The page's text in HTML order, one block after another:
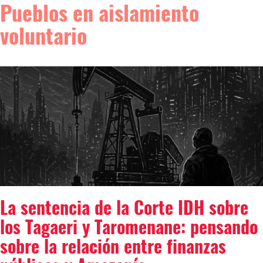
Pueblos en aislamiento
voluntario
La sentencia de la Corte IDH sobre
los Tagaeri y Taromenane: pensando
sobre la relación entre finanzas